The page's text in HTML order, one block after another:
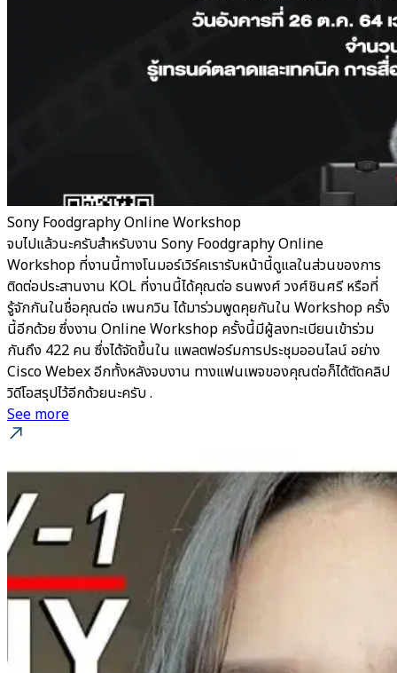
Sony Foodgraphy Online Workshop
​จบไปแล้วนะครับสำหรับงาน Sony Foodgraphy Online
Workshop ที่งานนี้ทางโนมอร์เวิร์คเรารับหน้านี้ดูแลในส่วนของการ
ติดต่อประสานงาน KOL ที่งานนี้ได้คุณต่อ ธนพงศ์ วงศ์ชินศรี หรือที่
รู้จักกันในชื่อคุณต่อ เพนกวิน ได้มาร่วมพูดคุยกันใน Workshop ครั้ง
นี้อีกด้วย ซึ่งงาน Online Workshop ครั้งนี้มีผู้ลงทะเบียนเข้าร่วม
กันถึง 422 คน ซึ่งได้จัดขึ้นใน แพลตฟอร์มการประชุมออนไลน์ อย่าง
Cisco Webex อีกทั้งหลังจบงาน ทางแฟนเพจของคุณต่อก็ได้ตัดคลิป
วิดีโอสรุปไว้อีกด้วยนะครับ .
See more